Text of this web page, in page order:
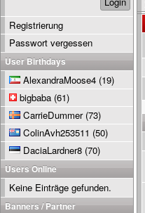
Registrierung
Passwort vergessen
User Birthdays
AlexandraMoose4 (19)
bigbaba (61)
CarrieDummer(73)
ColinAvh253511 (50)
DaciaLardner8 (70)
Users Online
Keine Einträge gefunden.
Banners / Partner